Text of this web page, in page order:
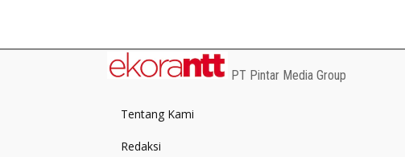
PT Pintar Media Group
Tentang Kami
Redaksi